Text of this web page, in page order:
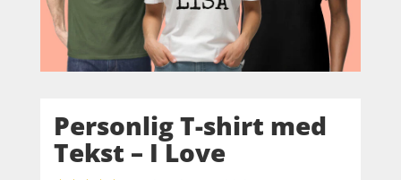
Personlig T-shirt med
Tekst – I Love